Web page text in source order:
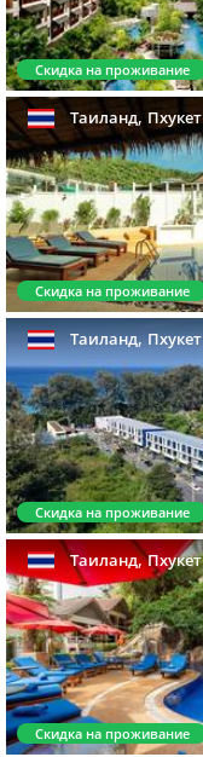
Скидка на проживание
Таиланд, Пхукет
Скидка на проживание
Таиланд,Пхукет
Скидка на проживание
Таиланд,Пхукет
Скидка на проживание